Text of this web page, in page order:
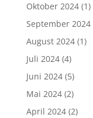
Oktober 2024(1)
September 2024
August 2024(1)
Juli 2024(4)
Juni 2024(5)
Mai 2024(2)
April 2024(2)